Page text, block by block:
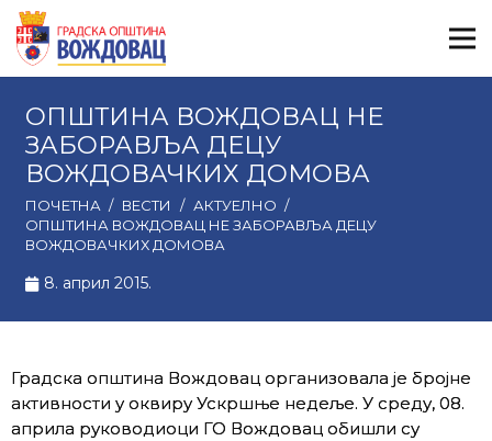
ОПШТИНА ВОЖДОВАЦ НЕ
ЗАБОРАВЉА ДЕЦУ
ВОЖДОВАЧКИХ ДОМОВА
ПОЧЕТНА / ВЕСТИ / АКТУЕЛНО /
ОПШТИНА ВОЖДОВАЦ НЕ ЗАБОРАВЉА ДЕЦУ
ВОЖДОВАЧКИХ ДОМОВА
8. април 2015.
Градска општина Вождовац организовала је бројне
активности у оквиру Ускршње недеље. У среду, 08.
априла руководиоци ГО Вождовац обишли су